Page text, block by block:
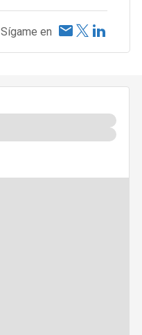
Sígame en